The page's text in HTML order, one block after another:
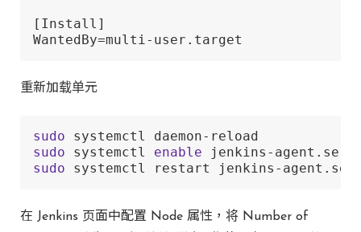
[Install]
WantedBy=multi-user.target
重新加载单元
sudo
sudo systemctl enable
sudo systemctl restart jenkins-
在 Jenkins 页面中配置 Node 属性，将 Number of